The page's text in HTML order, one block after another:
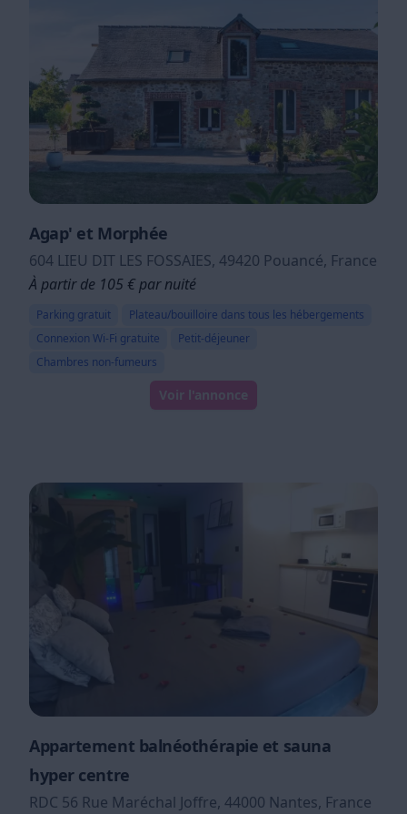
Agap' et Morphée
604 LIEU DIT LES FOSSAIES, 49420 Pouancé, France
À partir de 105 € par nuité
Parking gratuit
Plateau/bouilloire dans tous les hébergements
Connexion Wi-Fi gratuite
Petit-déjeuner
Chambres non-fumeurs
Voir l'annonce
Appartement balnéothérapie et sauna
hyper centre
RDC 56 Rue Maréchal Joffre, 44000 Nantes, France